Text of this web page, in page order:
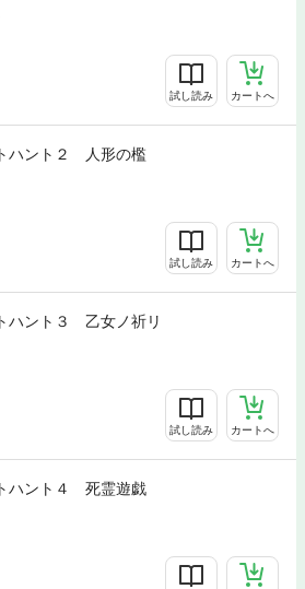
試し読み カートへ
ハント２ 人形の檻
試し読み カートへ
ハント３ 乙女ノ祈リ
試し読み カートへ
ハント４ 死霊遊戯